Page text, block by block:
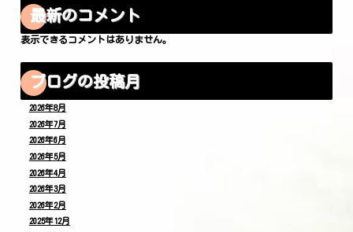
最新のコメント
表示できるコメントはありません。
ブログの投稿月
2026年8月
2026年7月
2026年6月
2026年5月
2026年4月
2026年3月
2026年2月
2025年12月